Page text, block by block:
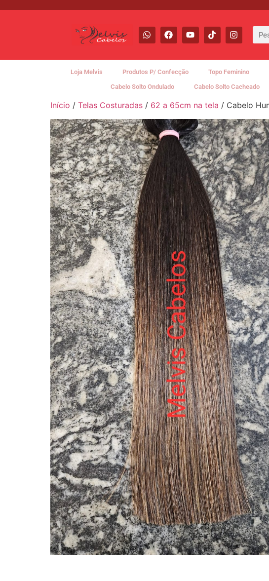
Loja Melvis Produtos P/ Confecção Topo Feminino
Cabelo Solto Ondulado
Cabelo Solto Cacheado
Início / Telas Costuradas / 62 a 65cm na tela / Cabelo